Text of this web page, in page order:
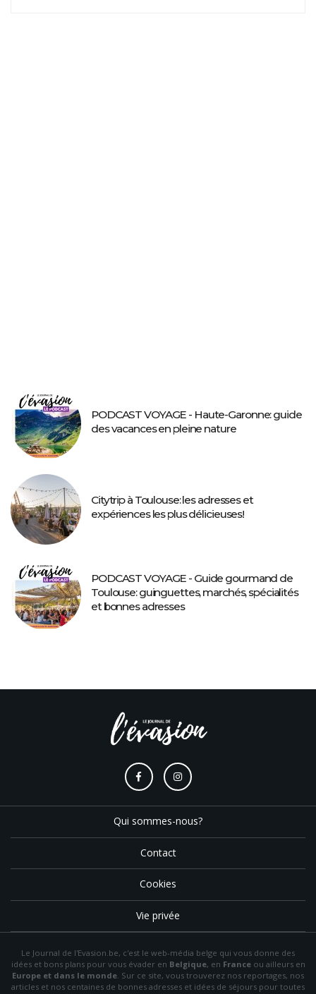
PODCAST VOYAGE - Haute-Garonne: guide
des vacances en pleine nature
Citytrip à Toulouse: les adresses et
expériences les plus délicieuses!
PODCAST VOYAGE - Guide gourmand de
Toulouse: guinguettes, marchés, spécialités
et bonnes adresses
Qui sommes-nous?
Contact
Cookies
Vie privée
Le Journal de l'Evasion.be, c'est le web-média belge qui vous donne des
idées et bons plans pour vous évader en Belgique, en Franceou ailleurs en
Europe et dans le monde. Sur ce site, vous trouverez nos reportages, nos
articles et nos centaines de bonnes adresses et idées de séjours pour toutes